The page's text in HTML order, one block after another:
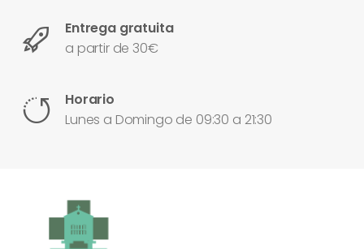
Entrega gratuita
a partir de 30€
Horario
Lunes a Domingo de 09:30 a 21:30